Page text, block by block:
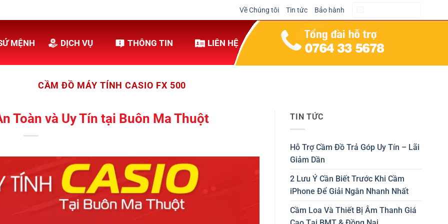
Về Chúng tôi Tin tức Bảo hành
MỆNH DỊCH VỤ THÔNG TIN LIÊN HỆ
CẦM ĐỒ MÁY TÍNH CASIO FX 500
Toàn và Uy Tín tại Buôn Ma Thuột TIN TỨC
Hỗ Trợ Cầm Đồ Trả Góp Uy Tín – Lãi
Giảm Dần
2 Lưu Ý Cần Biết Trước Khi Cầm
iPhone Để Giải Ngân Nhanh Nhất
Cầm Loa Và Thiết Bị Âm Thanh Giá